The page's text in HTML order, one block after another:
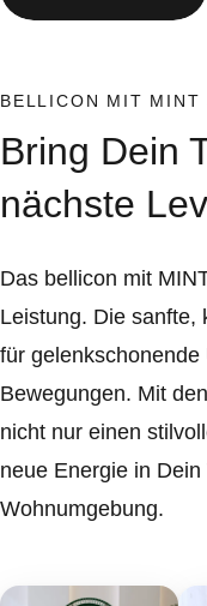
BELLICON MIT MINT
Bring Dein
nächste
Das bellicon mit
Leistung. Die sanfte,
für
Bewegungen. Mit
nicht nur einen
neue Energie in
Wohnumgebung.